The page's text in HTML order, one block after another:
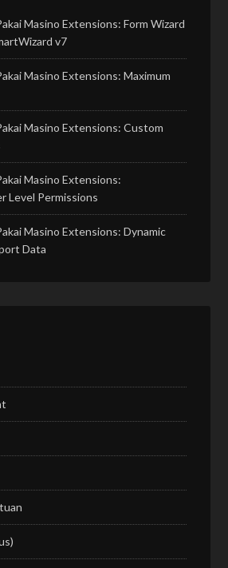
Masino Extensions: Form Wizard
v7
Masino Extensions: Maximum
Masino Extensions: Custom
Masino Extensions:
Level Permissions
Masino Extensions: Dynamic
Data